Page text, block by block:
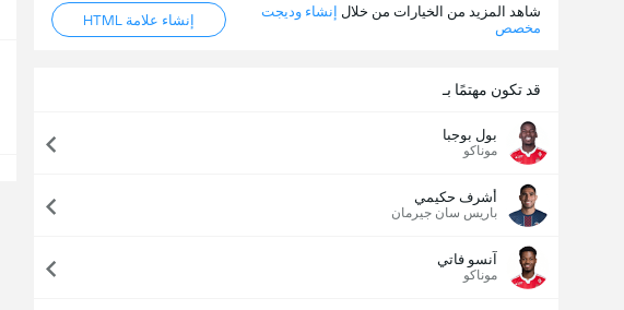
شاهد المزيد من الخيارات من خلال إنشاء وديجت
مخصص
إنشاء علامة HTML
قد تكون مهتمًا بـ
بول بوجبا
موناكو
أشرف حكيمي
باريس سان جيرمان
آنسو فاتي
موناكو